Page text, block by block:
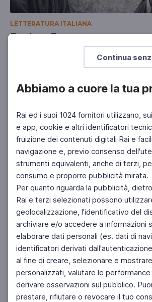
Continua
Abbiamo a cuore la tua
Rai ed i suoi 1024 fornitori utilizzano,
e app, cookie e altri identificatori
fruizione dei contenuti digitali Rai e
navigazione e, previo consenso
strumenti equivalenti, anche di terzi,
consumo e proporre pubblicità mirata.
Per quanto riguarda la pubblicità,
Rai e terzi selezionati possono
geolocalizzazione, l'identificativo del
archiviare e/o accedere a informazioni
elaborare dati personali (es. dati di
identificatori derivati
al fine di creare, selezionare e
personalizzati, valutare le performance
derivare osservazioni sul pubblico.
prestare, rifiutare o revocare il tuo
LETTERATURA ITALIANA
Dante e Borges
Javier Roberto González a Palazzo